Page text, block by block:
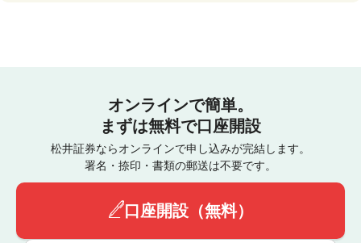
オンラインで簡単。
まずは無料で口座開設
松井証券ならオンラインで申し込みが完結します。
署名・捺印・書類の郵送は不要です。
口座開設（無料）